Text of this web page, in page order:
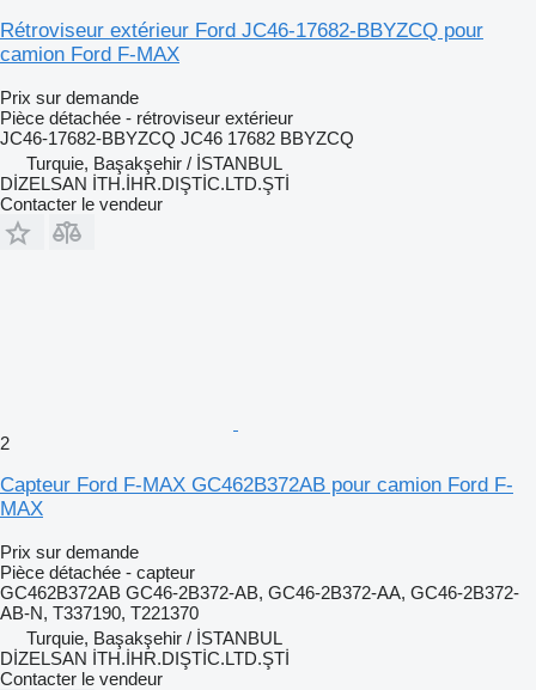
Rétroviseur extérieur Ford JC46-17682-BBYZCQ pour
camion Ford F-MAX
Prix sur demande
Pièce détachée - rétroviseur extérieur
JC46-17682-BBYZCQ JC46 17682 BBYZCQ
Turquie, Başakşehir / İSTANBUL
DİZELSAN İTH.İHR.DIŞTİC.LTD.ŞTİ
Contacter le vendeur
2
Capteur Ford F-MAX GC462B372AB pour camion Ford F-
MAX
Prix sur demande
Pièce détachée - capteur
GC462B372AB GC46-2B372-AB, GC46-2B372-AA, GC46-2B372-
AB-N, T337190, T221370
Turquie, Başakşehir / İSTANBUL
DİZELSAN İTH.İHR.DIŞTİC.LTD.ŞTİ
Contacter le vendeur